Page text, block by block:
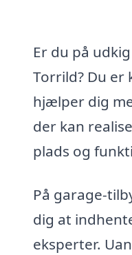
Er du på
Torrild? Du er
hjælper dig
der kan
plads og
På garage-
dig at
eksperter.